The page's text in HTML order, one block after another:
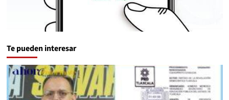
Te pueden interesar